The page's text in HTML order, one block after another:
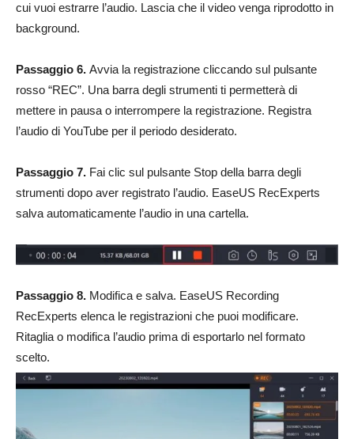
cui vuoi estrarre l’audio. Lascia che il video venga riprodotto in
background.
Passaggio 6. Avvia la registrazione cliccando sul pulsante
rosso “REC”. Una barra degli strumenti ti permetterà di
mettere in pausa o interrompere la registrazione. Registra
l’audio di YouTube per il periodo desiderato.
Passaggio 7. Fai clic sul pulsante Stop della barra degli
strumenti dopo aver registrato l’audio. EaseUS RecExperts
salva automaticamente l’audio in una cartella.
Passaggio 8. Modifica e salva. EaseUS Recording
RecExperts elenca le registrazioni che puoi modificare.
Ritaglia o modifica l’audio prima di esportarlo nel formato
scelto.